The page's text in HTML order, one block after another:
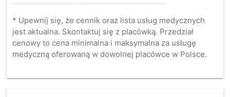
* Upewnij się, że cennik oraz lista usług medycznych
jest aktualna. Skontaktuj się z placówką. Przedział
cenowy to cena minimalna i maksymalna za usługę
medyczną oferowaną w dowolnej placówce w Polsce.